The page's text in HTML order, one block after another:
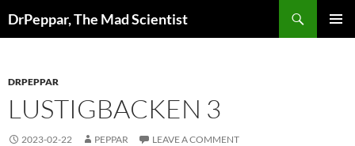
toDrPeppar, The Mad Scientist
DRPEPPAR
LUSTIGBACKEN 3
2023-02-22 PEPPAR LEAVE A COMMENT